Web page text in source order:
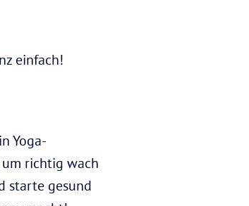
einfach!
Yoga-
richtig wach
starte gesund